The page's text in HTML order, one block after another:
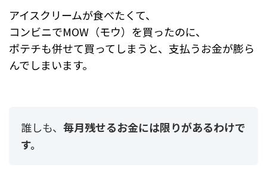
アイスクリームが食べたくて、
コンビニでMOW（モウ）を買ったのに、
ポテチも併せて買ってしまうと、支払うお金が膨ら
んでしまいます。
誰しも、 毎月残せるお金には限りがあるわけで
す。